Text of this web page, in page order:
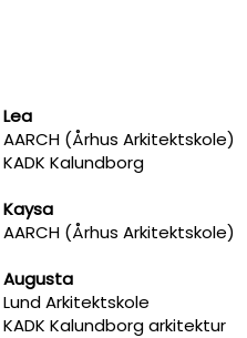
Lea
AARCH (Århus Arkitektskole)
KADK Kalundborg
Kaysa
AARCH (Århus Arkitektskole)
Augusta
Lund Arkitektskole
KADK Kalundborg arkitektur